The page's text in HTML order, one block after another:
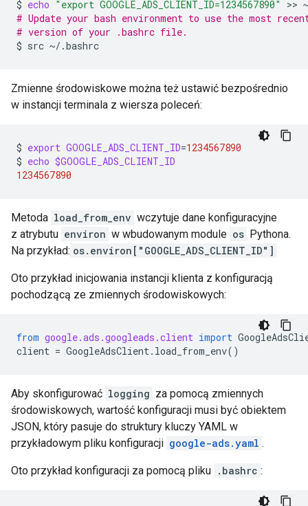
$ echo "export GOOGLE_ADS_CLIENT_ID=1234567890"
>>
# Update your bash environment to use the most
# version of your .bashrc file.
$ src
Zmienne środowiskowe można też ustawić bezpośrednio
w instancji terminala z wiersza poleceń:
$ export GOOGLE_ADS_CLIENT_ID=1234567890
$ echo $GOOGLE_ADS_CLIENT_ID
1234567890
Metoda load_from_env wczytuje dane konfiguracyjne
z atrybutu environ w wbudowanym module os Pythona.
Na przykład: os.environ["GOOGLE_ADS_CLIENT_ID"]
Oto przykład inicjowania instancji klienta z konfiguracją
pochodzącą ze zmiennych środowiskowych:
from google.ads.googleads.client import
client = GoogleAdsClient. load_from_env()
Aby skonfigurować logging za pomocą zmiennych
środowiskowych, wartość konfiguracji musi być obiektem
JSON, który pasuje do struktury kluczy YAML w
przykładowym pliku konfiguracji google-ads.yaml .
Oto przykład konfiguracji za pomocą pliku .bashrc :